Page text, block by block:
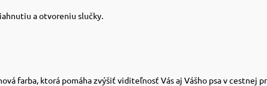
a otvoreniu slučky.
farba, ktorá pomáha zvýšiť viditeľnosť Vás aj Vášho psa v cestnej